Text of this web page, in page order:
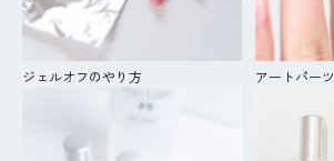
ジェルオフのやり方 アートパー